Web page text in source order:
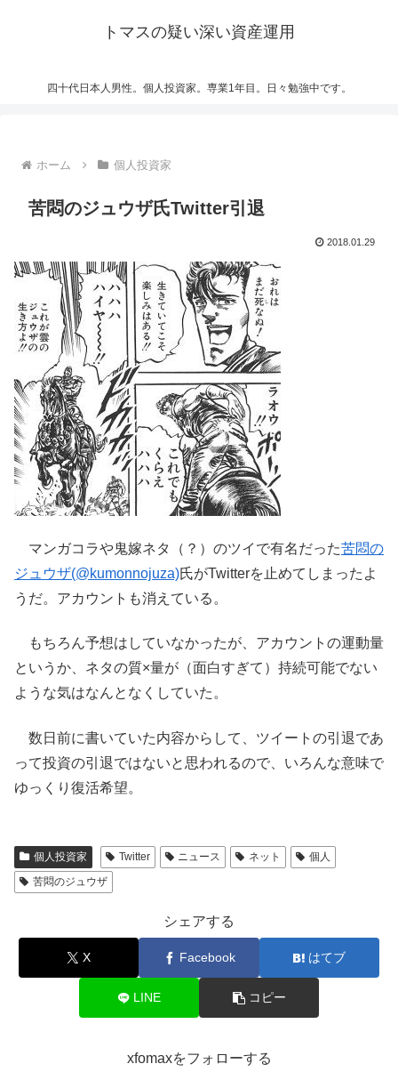
トマスの疑い深い資産運用
四十代日本人男性。個人投資家。専業1年目。日々勉強中です。
ホーム 個人投資家
苦悶のジュウザ氏Twitter引退
2018.01.29
マンガコラや鬼嫁ネタ（？）のツイで有名だった苦悶の
ジュウザ(@kumonnojuza)氏がTwitterを止めてしまったよ
うだ。アカウントも消えている。
もちろん予想はしていなかったが、アカウントの運動量
というか、ネタの質×量が（面白すぎて）持続可能でない
ような気はなんとなくしていた。
数日前に書いていた内容からして、ツイートの引退であ
って投資の引退ではないと思われるので、いろんな意味で
ゆっくり復活希望。
個人投資家 Twitter ニュース ネット
個人
苦悶のジュウザ
シェアする
X Facebook はてブ
LINE コピー
xfomaxをフォローする